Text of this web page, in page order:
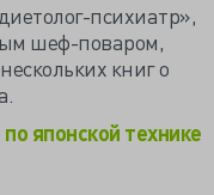
психиатр»,
шеф-поваром,
книг о
японской технике